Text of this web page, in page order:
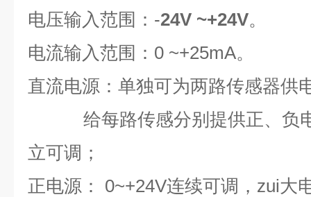
电压输入范围： -24V ~+24V。
电流输入范围： 0 ~+25mA。
直流电源： 单独可为两路传感器供
给每路传感分别提供正、负
立可调；
正电源：
0~+24V连续可调 ，zui大